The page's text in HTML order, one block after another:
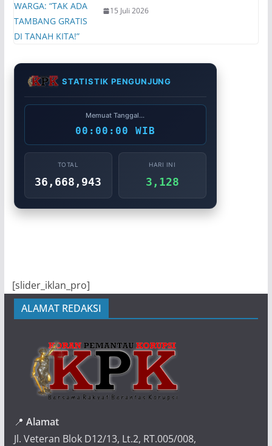
15 Juli 2026
STATISTIK PENGUNJUNG
Memuat Tanggal...
00:00:00 WIB
TOTAL
36,668,943
HARI INI
3,128
[slider_iklan_pro]
ALAMAT REDAKSI
📍 Alamat
Jl. Veteran Blok D12/13, Lt.2, RT.005/008,